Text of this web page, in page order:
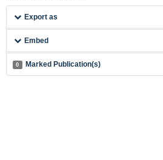
Export as
Embed
0 Marked Publication(s)